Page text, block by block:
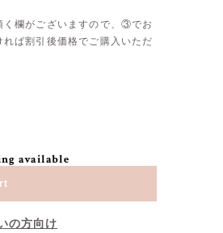
く欄がございますので、③でお
ば割引後価格でご購入いただ
available
の方向け